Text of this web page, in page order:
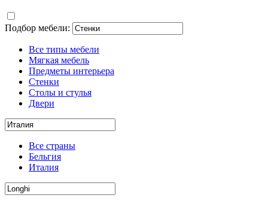
Подбор мебели:
Все типы мебели
Мягкая мебель
Предметы интерьера
Стенки
Столы и стулья
Двери
Все страны
Бельгия
Италия